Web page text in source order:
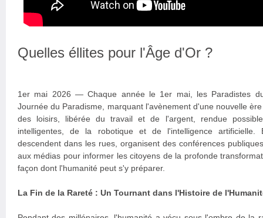
Quelles éllites pour l'Âge d'Or ?
1er mai 2026 — Chaque année le 1er mai, les Paradistes
Journée du Paradisme, marquant l'avènement d'une nouvelle
des loisirs, libérée du travail et de l'argent, rendue
intelligentes, de la robotique et de l'intelligence
descendent dans les rues, organisent des conférences
aux médias pour informer les citoyens de la profonde
façon dont l'humanité peut s'y préparer.
La Fin de la Rareté : Un Tournant dans l'Histoire de